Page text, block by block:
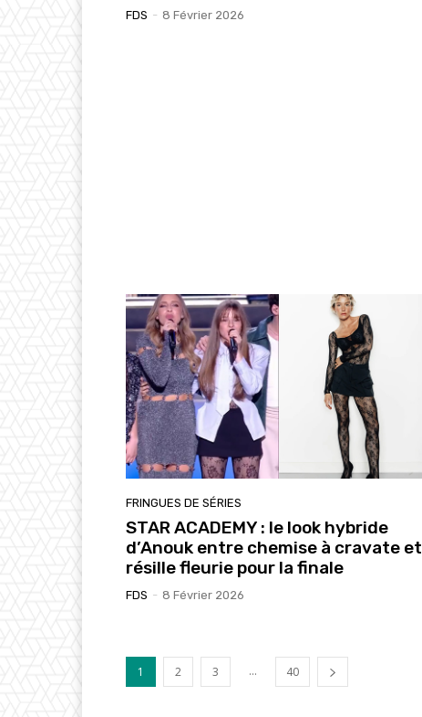
FDS - 8 Février 2026
FRINGUES DE SÉRIES
STAR ACADEMY : le look hybride
d’Anouk entre chemise à cravate et
résille fleurie pour la finale
FDS - 8 Février 2026
1 2 3 ... 40